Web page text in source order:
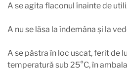
A se agita flaconul înainte de
A nu se lăsa la îndemâna şi la
A se păstra în loc uscat, ferit de
temperatură sub 25°C, în